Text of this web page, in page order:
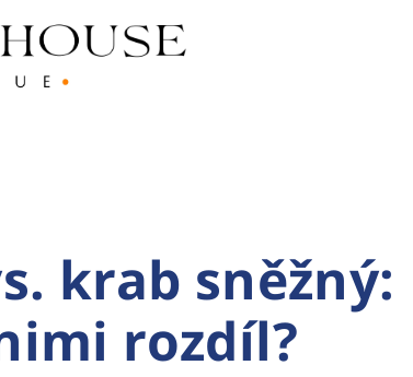
krab sněžný:
rozdíl?